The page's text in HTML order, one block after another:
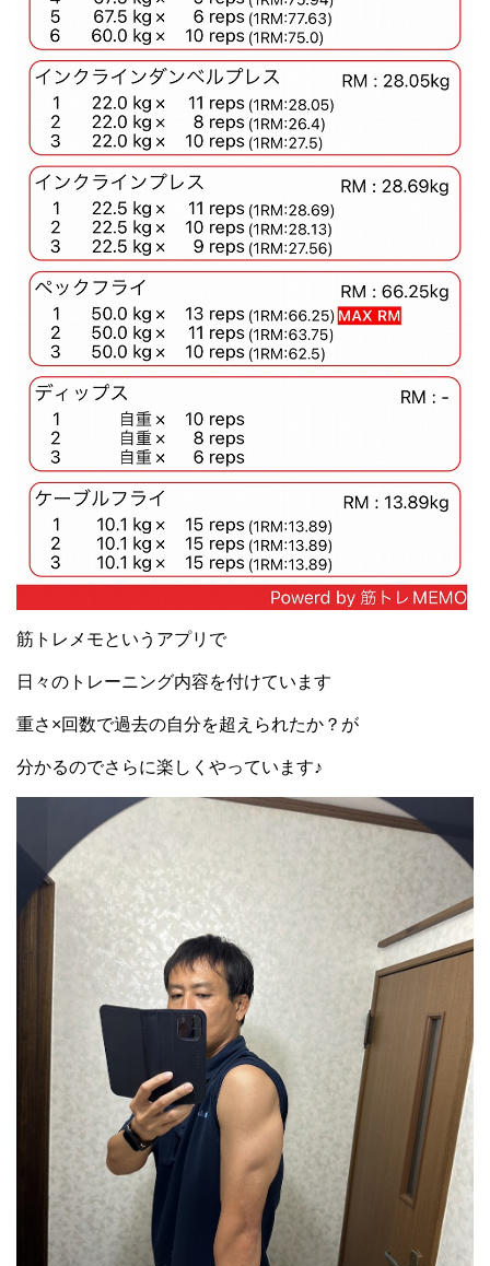
筋トレメモというアプリで
日々のトレーニング内容を付けています
重さ×回数で過去の自分を超えられたか？が
分かるのでさらに楽しくやっています♪